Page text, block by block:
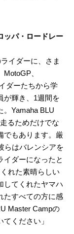
ッパ・ロードレー
イダーに、さま
、
ダーたちから学
が輝き、1週間を
。Yamaha BLU
るためだけでな
でもあります。厳
らはバレンシアを
イダーになったと
れた素晴らしい
してくれたヤマハ
たすべての方に感
Master Campの
ください」